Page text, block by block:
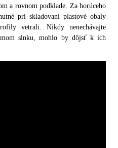
a rovnom podklade. Za horúceho
pri skladovaní plastové obaly
vetrali. Nikdy nenechávajte
slnku, mohlo by dôjsť k ich